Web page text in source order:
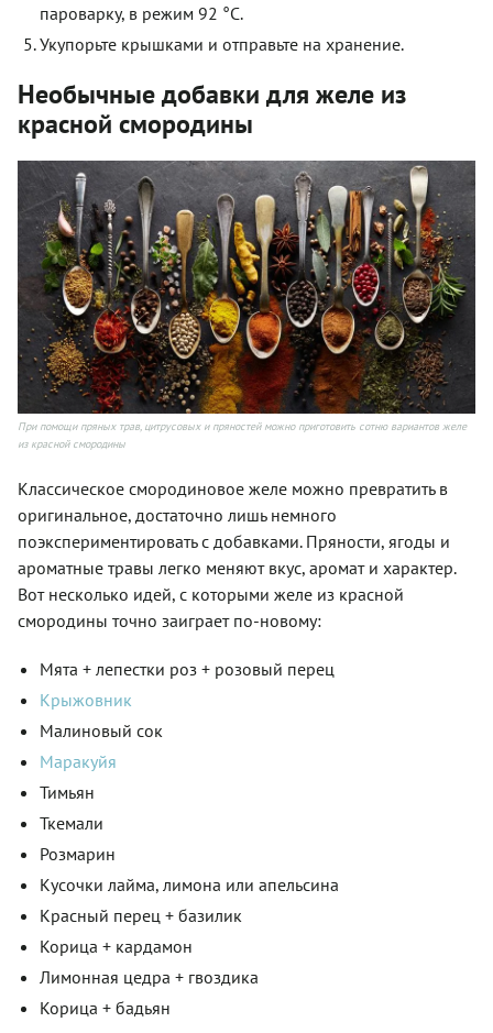
пароварку, в режим 92 °C.
Укупорьте крышками и отправьте на хранение.
Необычные добавки для желе из
красной смородины
При помощи пряных трав, цитрусовых и пряностей можно приготовить сотню вариантов желе
из красной смородины
Классическое смородиновое желе можно превратить в
оригинальное, достаточно лишь немного
поэкспериментировать с добавками. Пряности, ягоды и
ароматные травы легко меняют вкус, аромат и характер.
Вот несколько идей, с которыми желе из красной
смородины точно заиграет по-новому:
Мята + лепестки роз + розовый перец
Крыжовник
Малиновый сок
Маракуйя
Тимьян
Ткемали
Розмарин
Кусочки лайма, лимона или апельсина
Красный перец + базилик
Корица + кардамон
Лимонная цедра + гвоздика
Корица + бадьян